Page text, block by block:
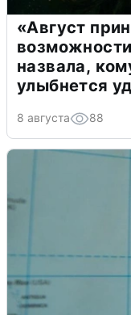
«Август
назвала,
улыбнется
8 августа 88